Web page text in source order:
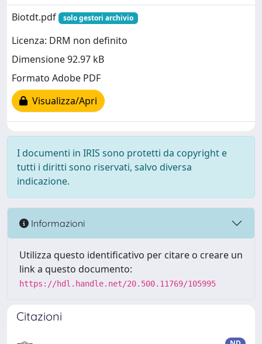
Biotdt.pdf
solo gestori archivio
Licenza: DRM non definito
Dimensione 92.97 kB
Formato Adobe PDF
Visualizza/Apri
I documenti in IRIS sono protetti da copyright e
tutti i diritti sono riservati, salvo diversa
indicazione.
Informazioni
Utilizza questo identificativo per citare o creare un
link a questo documento:
https://hdl.handle.net/20.500.11769/105995
Citazioni